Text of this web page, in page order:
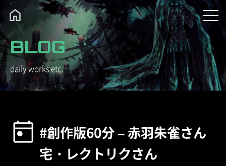
BLOG
daily works etc.
#創作版60分 – 赤羽朱雀さん
宅・レクトリクさん